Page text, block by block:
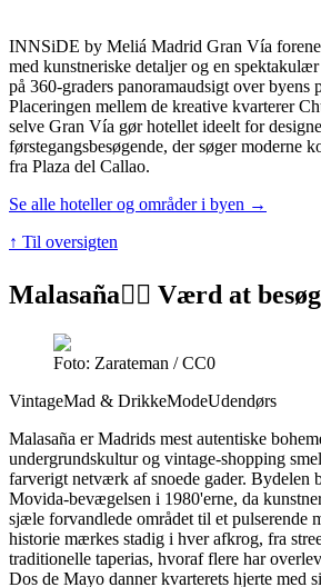
INNSiDE by Meliá Madrid Gran Vía
med kunstneriske detaljer og en
på 360-graders panoramaudsigt over byens
Placeringen mellem de kreative kvarterer
selve Gran Vía gør hotellet ideelt for
førstegangsbesøgende, der søger moderne
fra Plaza del Callao.
Se alle hoteller og områder i byen →
↑ Til oversigten
Malasaña👍🏼 Værd at
Foto: Zarateman / CC0
VintageMad & DrikkeModeUdendørs
Malasaña er Madrids mest autentiske
undergrundskultur og vintage-shopping
farverigt netværk af snoede gader. Bydelen
Movida-bevægelsen i 1980'erne, da
sjæle forvandlede området til et pulserende
historie mærkes stadig i hver afkrog, fra
traditionelle taperias, hvoraf flere har
Dos de Mayo danner kvarterets hjerte med